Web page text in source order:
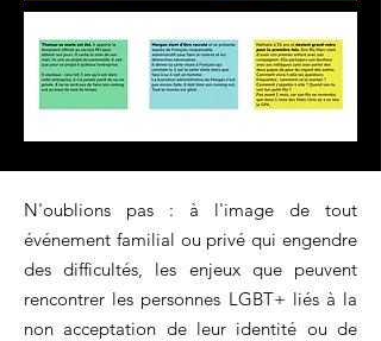
N'oublions pas : à l'image de tout
événement familial ou privé qui engendre
des difficultés, les enjeux que peuvent
rencontrer les personnes LGBT+ liés à la
non acceptation de leur identité ou de